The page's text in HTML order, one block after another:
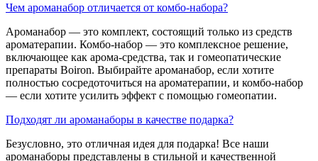
Чем ароманабор отличается от комбо-набора?
Ароманабор — это комплект, состоящий только из средств
ароматерапии. Комбо-набор — это комплексное решение,
включающее как арома-средства, так и гомеопатические
препараты Boiron. Выбирайте ароманабор, если хотите
полностью сосредоточиться на ароматерапии, и комбо-набор
— если хотите усилить эффект с помощью гомеопатии.
Подходят ли ароманаборы в качестве подарка?
Безусловно, это отличная идея для подарка! Все наши
ароманаборы представлены в стильной и качественной